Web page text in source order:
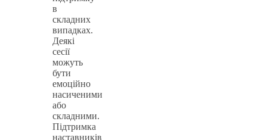
в
складних
випадках.
Деякі
сесії
можуть
бути
емоційно
насиченими
або
складними.
Підтримка
наставників